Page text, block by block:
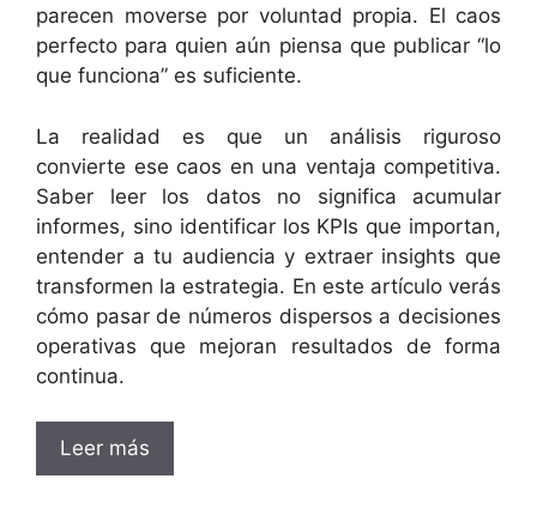
parecen moverse por voluntad propia. El caos
perfecto para quien aún piensa que publicar “lo
que funciona” es suficiente.
La realidad es que un análisis riguroso
convierte ese caos en una ventaja competitiva.
Saber leer los datos no significa acumular
informes, sino identificar los KPIs que importan,
entender a tu audiencia y extraer insights que
transformen la estrategia. En este artículo verás
cómo pasar de números dispersos a decisiones
operativas que mejoran resultados de forma
continua.
Leer más